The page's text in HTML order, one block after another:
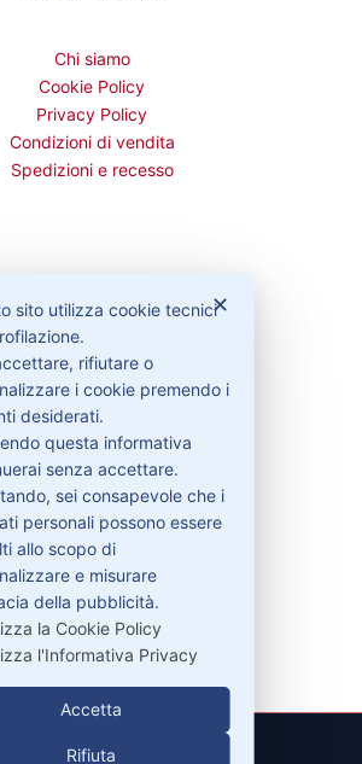
Chi siamo
Cookie Policy
Privacy Policy
Condizioni di vendita
Spedizioni e recesso
Contattaci
Garanzie
Contatti
329-30.78.513
info@pitdriver.com
✕
sito utilizza cookie tecnici
rifiutare o
i cookie premendo i
desiderati.
questa informativa
senza accettare.
sei consapevole che i
personali possono essere
allo scopo di
e misurare
della pubblicità.
la Cookie Policy
l'Informativa Privacy
Accetta
Rifiuta